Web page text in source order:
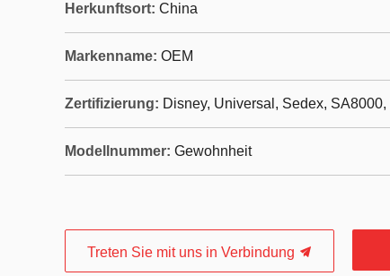
Herkunftsort: China
Markenname: OEM
Zertifizierung: Disney, Universal, Sedex,
Modellnummer: Gewohnheit
Treten Sie mit uns in Verbindung